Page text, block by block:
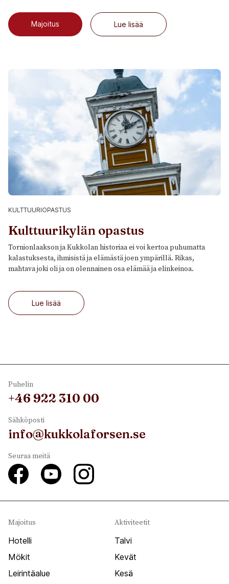
Majoitus Lue lisää
KULTTUURIOPASTUS
Kulttuurikylän opastus
Tornionlaakson ja Kukkolan historiaa ei voi kertoa puhumatta
kalastuksesta, ihmisistä ja elämästä joen ympärillä. Rikas,
mahtava joki oli ja on olennainen osa elämää ja elinkeinoa.
Lue lisää
Puhelin
+46 922 310 00
Sähköposti
info@kukkolaforsen.se
Seuraa meitä
Majoitus
Hotelli
Mökit
Leirintäalue
Aktiviteetit
Talvi
Kevät
Kesä